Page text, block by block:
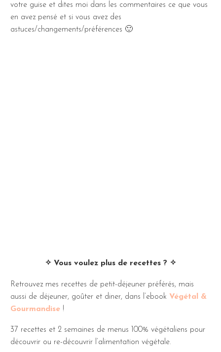
votre guise et dites moi dans les commentaires ce que vous
en avez pensé et si vous avez des
astuces/changements/préférences 🙂
✧ Vous voulez plus de recettes ? ✧
Retrouvez mes recettes de petit-déjeuner préférés, mais
aussi de déjeuner, goûter et diner, dans l’ebook Végétal &
Gourmandise !
37 recettes et 2 semaines de menus 100% végétaliens pour
découvrir ou re-découvrir l’alimentation végétale.